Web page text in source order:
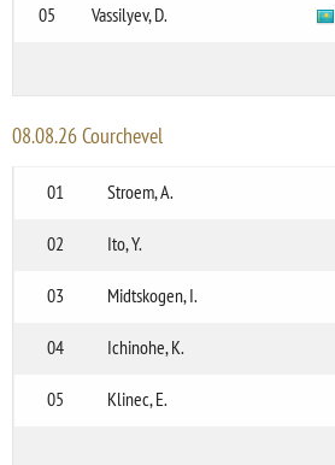
05 Vassilyev, D.
08.08.26 Courchevel
01
Stroem, A.
02 Ito, Y.
03 Midtskogen, I.
04 Ichinohe, K.
05 Klinec, E.